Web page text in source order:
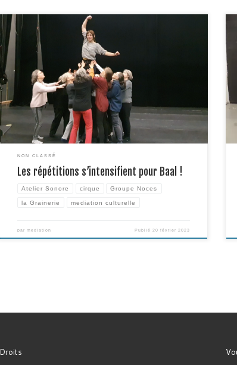
Les choristes de l’atelier Sonore de Balma se sont retrouvées
une nouvelle journée à la Grainerie pour une après-midi de
répétition avec Gypsy et Charline de la compagnie Groupe
Noces le dimanche 12 février. Plus que quelques semaines
avant la répétition générale avec l’ensemble de la compagnie
suivie par la […]
NON CLASSÉ
Les répétitions s’intensifient pour Baal !
Atelier Sonore cirque Groupe Noces
la Grainerie mediation culturelle
par mediation Publié20 février 2023
Droits